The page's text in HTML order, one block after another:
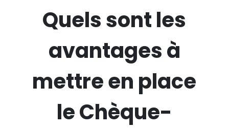
Quels sont les
avantages à
mettre en place
le Chèque-